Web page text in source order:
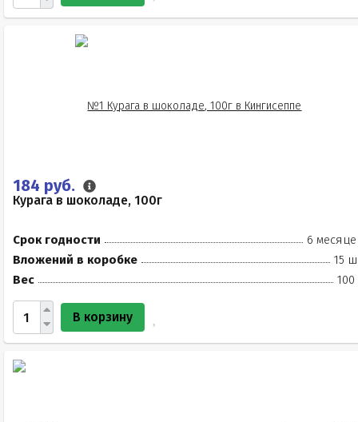
184 руб.
Курага в шоколаде, 100г
Срок годности
6
Вложений в коробке
15
Вес
100
В корзину